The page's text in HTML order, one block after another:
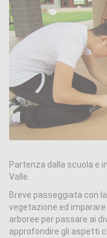
Partenza dalla scuola e
Valle.
Breve passeggiata con
vegetazione ed
arboree per passare ai
approfondire gli aspetti